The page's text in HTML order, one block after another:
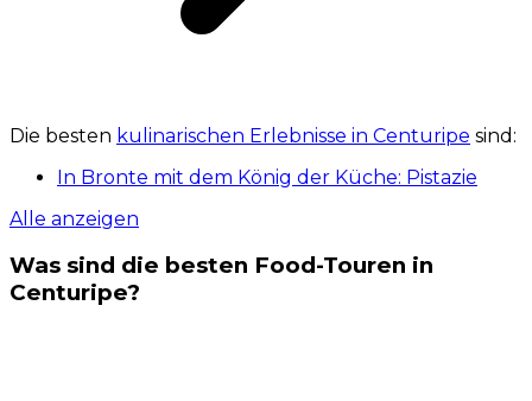
Die besten kulinarischen Erlebnisse in Centuripe sind:
In Bronte mit dem König der Küche: Pistazie
Alle anzeigen
Was sind die besten Food-Touren in
Centuripe?